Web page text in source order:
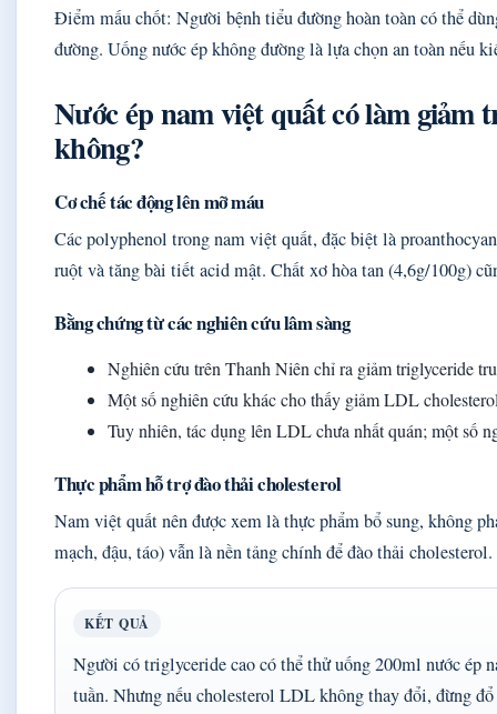
Điểm mấu chốt: Người bệnh tiểu đường hoàn toàn có thể
đường. Uống nước ép không đường là lựa chọn an toàn nếu
Nước ép nam việt quất có làm giảm
không?
Cơ chế tác động lên mỡ máu
Các polyphenol trong nam việt quất, đặc biệt là
ruột và tăng bài tiết acid mật. Chất xơ hòa tan (4,6g/100g)
Bằng chứng từ các nghiên cứu lâm sàng
Nghiên cứu trên Thanh Niên chỉ ra giảm triglyceride
Một số nghiên cứu khác cho thấy giảm LDL
Tuy nhiên, tác dụng lên LDL chưa nhất quán; một số
Thực phẩm hỗ trợ đào thải cholesterol
Nam việt quất nên được xem là thực phẩm bổ sung, không
mạch, đậu, táo) vẫn là nền tảng chính để đào thải cholesterol.
KẾT QUẢ
Người có triglyceride cao có thể thử uống 200ml nước ép
tuần. Nhưng nếu cholesterol LDL không thay đổi, đừng